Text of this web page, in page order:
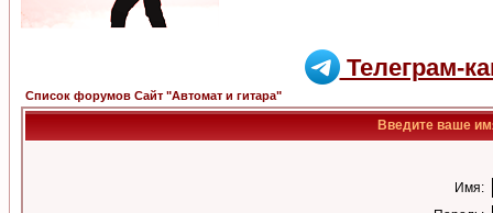
Телеграм-
Список форумов Сайт "Автомат и гитара"
Введите ваше
Имя: